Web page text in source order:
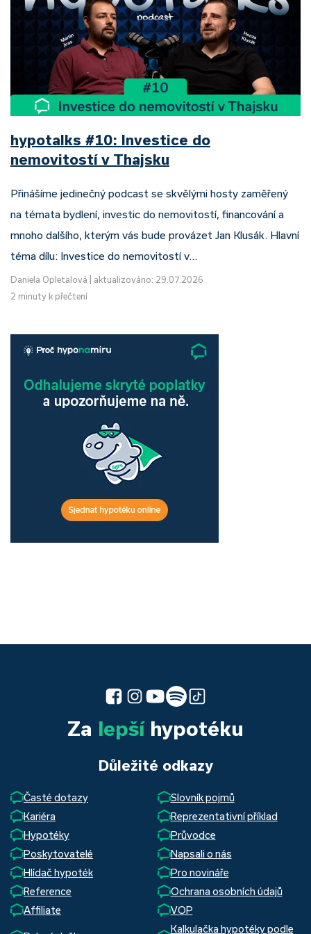
hypotalks #10: Investice do
nemovitostí v Thajsku
Přinášíme jedinečný podcast se skvělými hosty zaměřený
na témata bydlení, investic do nemovitostí, financování a
mnoho dalšího, kterým vás bude provázet Jan Klusák. Hlavní
téma dílu: Investice do nemovitostí v…
Daniela Opletalová
aktualizováno: 29.07.2026
2 minuty k přečtení
Za lepšíhypotéku
Důležité odkazy
Časté dotazy
Slovník pojmů
Kariéra
Reprezentativní příklad
Hypotéky
Průvodce
Poskytovatelé
Napsali o nás
Hlídač hypoték
Pro novináře
Reference
Ochrana osobních údajů
Affiliate
VOP
Kalkulačka hypotéky podle